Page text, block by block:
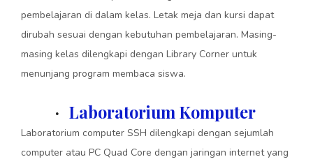
pembelajaran di dalam kelas. Letak meja dan kursi dapat
dirubah sesuai dengan kebutuhan pembelajaran. Masing-
masing kelas dilengkapi dengan Library Corner untuk
menunjang program membaca siswa.
· Laboratorium Komputer
Laboratorium computer SSH dilengkapi dengan sejumlah
computer atau PC Quad Core dengan jaringan internet yang